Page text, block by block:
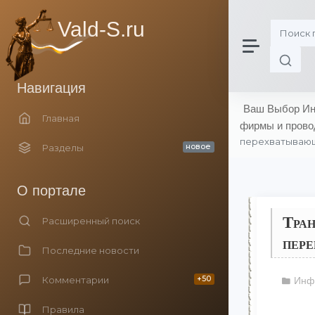
Vald-S.ru
Навигация
Главная
Разделы новое
О портале
Расширенный поиск
Последние новости
Комментарии +50
Правила
Ваш Выбор
фирмы и